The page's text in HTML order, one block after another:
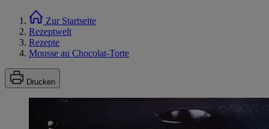
Zur Startseite
Rezeptwelt
Rezepte
Mousse au Chocolat-Torte
Drucken